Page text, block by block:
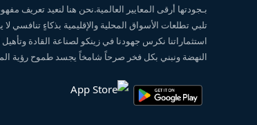
بـجودتها أرقى المعايير العالمية.نحن هنا لنعيد تعريف
تلبي تطلعات الأسواق المحلية والإقليمية بذكاءٍ تنافسي
استثماراتنا نكرس جهودنا في زينكو لصناعة القادة
النهضة ونبني بكل فخر صرحاً شامخاً يجسد طموح رؤية المملكة